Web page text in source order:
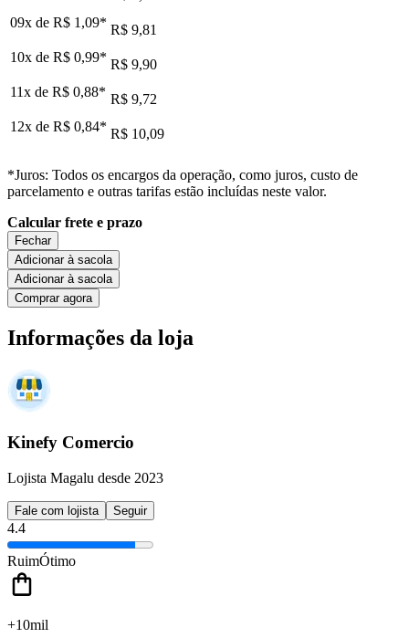
09x de R$ 1,09* R$ 9,81
10x de R$ 0,99* R$ 9,90
11x de R$ 0,88* R$ 9,72
12x de R$ 0,84* R$ 10,09
*Juros: Todos os encargos da operação, como juros, custo de
parcelamento e outras tarifas estão incluídas neste valor.
Calcular frete e prazo
Fechar
Adicionar à sacola
Adicionar à sacola
Comprar agora
Informações da loja
Kinefy Comercio
Lojista Magalu desde 2023
Fale com lojista Seguir
4.4
RuimÓtimo
+10mil